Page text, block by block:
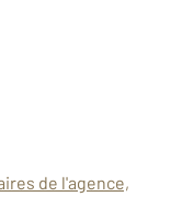
de l'agence,